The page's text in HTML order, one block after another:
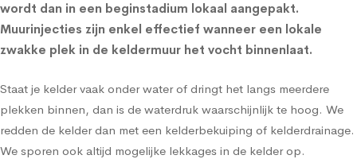
wordt dan in een beginstadium lokaal aangepakt.
Muurinjecties zijn enkel effectief wanneer een lokale
zwakke plek in de keldermuur het vocht binnenlaat.
Staat je kelder vaak onder water of dringt het langs meerdere
plekken binnen, dan is de waterdruk waarschijnlijk te hoog. We
redden de kelder dan met een kelderbekuiping of kelderdrainage.
We sporen ook altijd mogelijke lekkages in de kelder op.